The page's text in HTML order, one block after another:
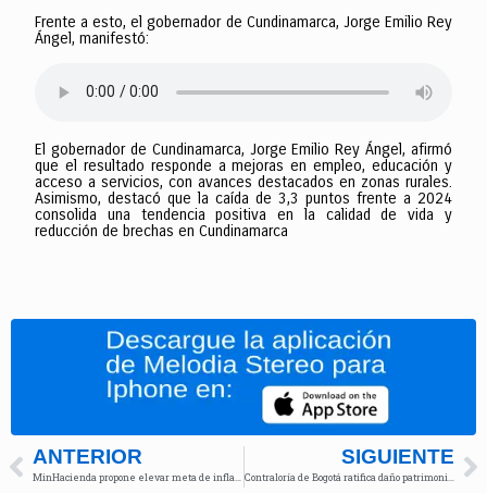
Frente a esto, el gobernador de Cundinamarca, Jorge Emilio Rey
Ángel, manifestó:
El gobernador de Cundinamarca, Jorge Emilio Rey Ángel, afirmó
que el resultado responde a mejoras en empleo, educación y
acceso a servicios, con avances destacados en zonas rurales.
Asimismo, destacó que la caída de 3,3 puntos frente a 2024
consolida una tendencia positiva en la calidad de vida y
reducción de brechas en Cundinamarca
ANTERIOR SIGUIENTE